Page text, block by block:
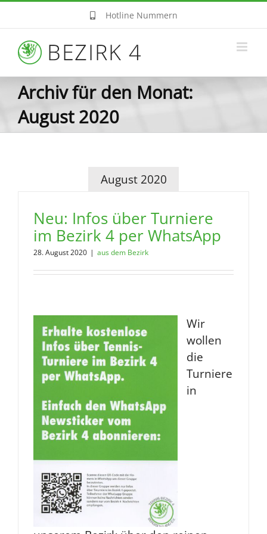
Inhalt
springen
Hotline Nummern
Archiv für den Monat:
August 2020
August 2020
Neu: Infos über Turniere
im Bezirk 4 per WhatsApp
28. August 2020 | aus dem Bezirk
Wir
wollen
die
Turniere
in